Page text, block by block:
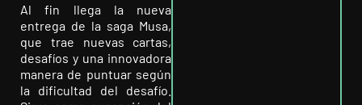
Al fin llega la nueva
entrega de la saga Musa,
que trae nuevas cartas,
desafíos y una innovadora
manera de puntuar según
la dificultad del desafío.